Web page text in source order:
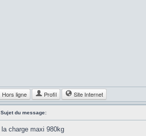
Hors ligne Profil Site Internet
Sujet du message:
la charge maxi 980kg